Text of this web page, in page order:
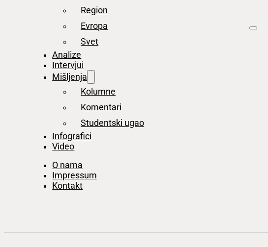
Region
Evropa
Svet
Analize
Intervjui
Mišljenja
Kolumne
Komentari
Studentski ugao
Infografici
Video
O nama
Impressum
Kontakt